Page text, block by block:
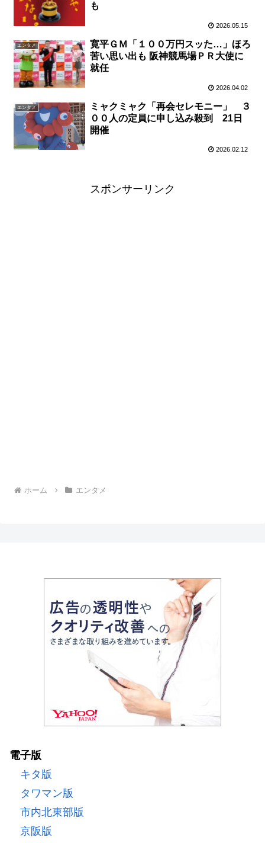
も
2026.05.15
エンタメ
寛平ＧＭ「１００万円スッた…」ほろ
苦い思い出も 阪神競馬場ＰＲ大使に
就任
2026.04.02
エンタメ
ミャクミャク「再会セレモニー」 ３
００人の定員に申し込み殺到 21日
開催
2026.02.12
スポンサーリンク
ホーム エンタメ
電子版
キタ版
タワマン版
市内北東部版
京阪版